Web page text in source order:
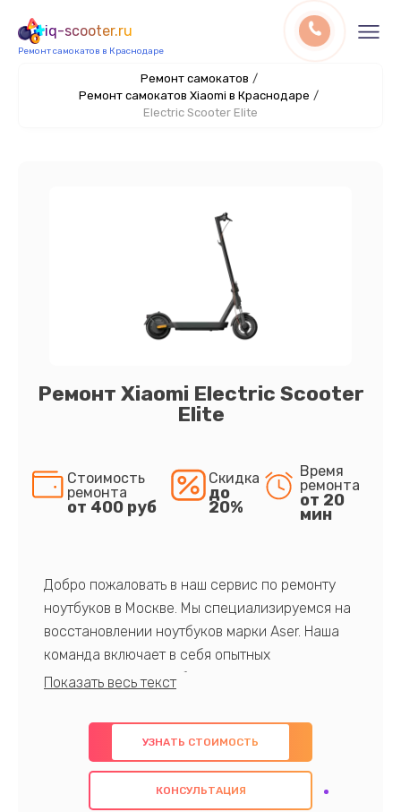
iq-scooter.ru
Ремонт самокатов в Краснодаре
Ремонт самокатов /
Ремонт самокатов Xiaomi в Краснодаре /
Electric Scooter Elite
Ремонт Xiaomi Electric Scooter
Elite
Стоимость
ремонта
от 400 руб
Скидка
до
20%
Время
ремонта
от 20
мин
Добро пожаловать в наш сервис по ремонту
ноутбуков в Москве. Мы специализируемся на
восстановлении ноутбуков марки Aser. Наша
команда включает в себя опытных
профессионалов с обширными знаниями и
предлагаем быстрый и качественный ремонт с
использованием оригинальных компонентов, а
также гарантируем качество всех
проведенных работ. Наша цель - предоставить
УЗНАТЬ СТОИМОСТЬ
КОНСУЛЬТАЦИЯ